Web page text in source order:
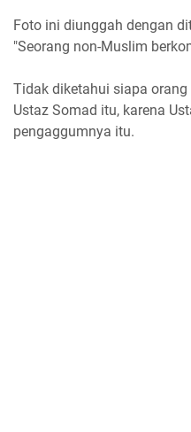
Foto ini diunggah dengan
"Seorang non-Muslim
Tidak diketahui siapa
Ustaz Somad itu, karena
pengaggumnya itu.